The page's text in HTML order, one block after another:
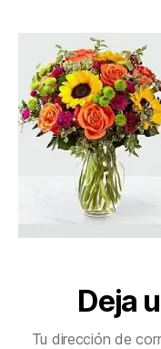
Deja
Tu dirección de